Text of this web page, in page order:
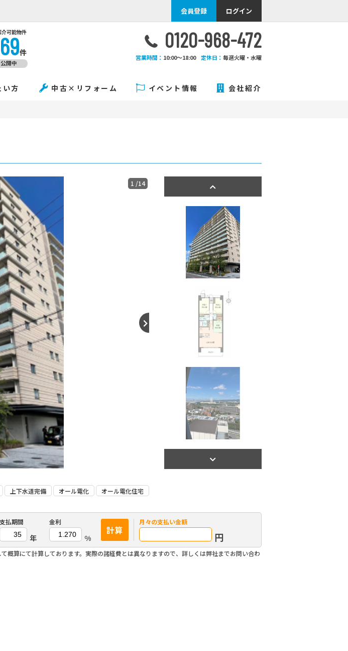
会員登録 ログイン
介可能物件
件
公開中
0120-968-472
営業時間： 10:00〜18:00 定休日： 毎週火曜・水曜
い方 中古×リフォーム イベント情報 会社紹介
1 /14
上下水道完備 オール電化 オール電化住宅
支払期間
年
金利
%
計算
月々の支払い金額
円
概算にて計算しております。実際の諸経費とは異なりますので、詳しくは弊社までお問い合わ